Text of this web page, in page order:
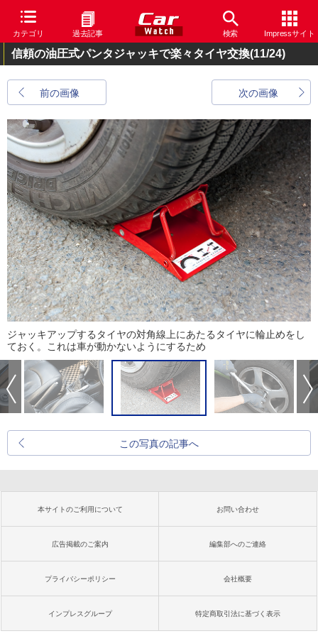
カテゴリ 過去記事 検索 Impressサイト
信頼の油圧式パンタジャッキで楽々タイヤ交換(11/24)
前の画像 次の画像
ジャッキアップするタイヤの対角線上にあたるタイヤに輪止めをし
ておく。これは車が動かないようにするため
この写真の記事へ
本サイトのご利用について お問い合わせ
広告掲載のご案内 編集部へのご連絡
プライバシーポリシー 会社概要
インプレスグループ 特定商取引法に基づく表示